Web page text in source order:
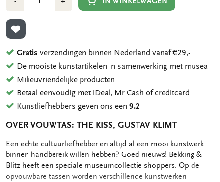
1
1
TOEVOEGEN AAN VERLANGLIJST
Gratis verzendingen binnen Nederland vanaf €29,-
De mooiste kunstartikelen in samenwerking met musea
Milieuvriendelijke producten
Betaal eenvoudig met iDeal, Mr Cash of creditcard
Kunstliefhebbers geven ons een9.2
OVER VOUWTAS: THE KISS, GUSTAV KLIMT
OMSCHRIJVING
Een echte cultuurliefhebber en altijd al een mooi kunstwerk
binnen handbereik willen hebben? Goed nieuws! Bekking &
Blitz heeft een speciale museumcollectie shoppers. Op de
opvouwbare tassen worden verschillende kunstwerken